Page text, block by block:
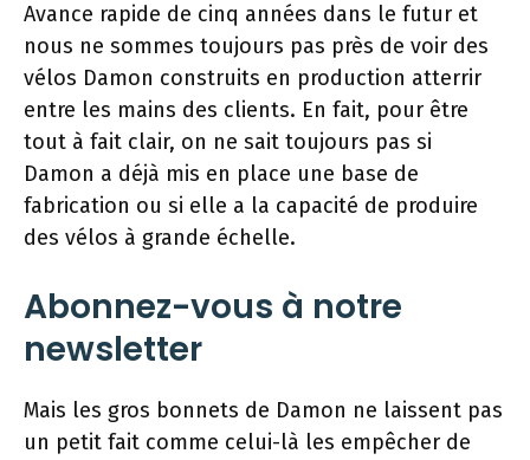
Avance rapide de cinq années dans le futur et
nous ne sommes toujours pas près de voir des
vélos Damon construits en production atterrir
entre les mains des clients. En fait, pour être
tout à fait clair, on ne sait toujours pas si
Damon a déjà mis en place une base de
fabrication ou si elle a la capacité de produire
des vélos à grande échelle.
Abonnez-vous à notre
newsletter
Mais les gros bonnets de Damon ne laissent pas
un petit fait comme celui-là les empêcher de